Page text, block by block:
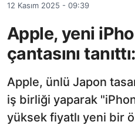
12 Kasım 2025 - 09:39
Apple, yeni
çantasını
Apple, ünlü Japon
iş birliği yaparak
yüksek fiyatlı yeni bir